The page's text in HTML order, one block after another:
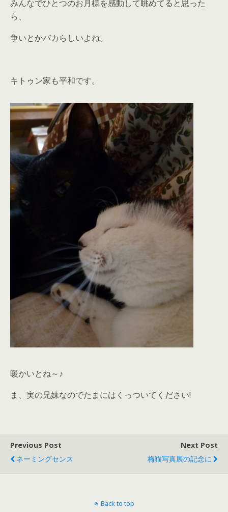
みんなでひとつのお月様を感動して眺めてると思った
ら、
争いとかバカらしいよね。
キトゥン家も平和です。
暖かいとね～♪
ま、実の兄妹なのでたまにはくっついてください!
Previous Post
ネーミングセンス
Next Post
梅猫写真展の記念に
Back to top